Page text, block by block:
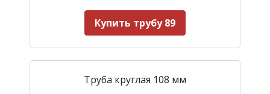
Купить трубу 89
Труба круглая 108 мм